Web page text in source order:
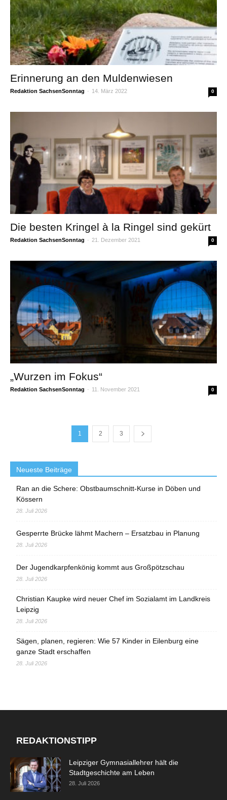
Erinnerung an den Muldenwiesen
Redaktion SachsenSonntag - 14. März 2022 0
Die besten Kringel à la Ringel sind gekürt
Redaktion SachsenSonntag - 21. Dezember 2021 0
„Wurzen im Fokus“
Redaktion SachsenSonntag - 11. November 2021 0
1 2 3
Neueste Beiträge
Ran an die Schere: Obstbaumschnitt-Kurse in Döben und
Kössern
28. Juli 2026
Gesperrte Brücke lähmt Machern – Ersatzbau in Planung
28. Juli 2026
Der Jugendkarpfenkönig kommt aus Großpötzschau
28. Juli 2026
Christian Kaupke wird neuer Chef im Sozialamt im Landkreis
Leipzig
28. Juli 2026
Sägen, planen, regieren: Wie 57 Kinder in Eilenburg eine
ganze Stadt erschaffen
28. Juli 2026
REDAKTIONSTIPP
Leipziger Gymnasiallehrer hält die
Stadtgeschichte am Leben
28. Juli 2026